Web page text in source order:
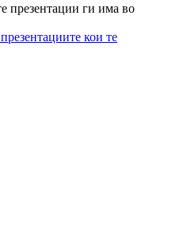
презентации ги има во
кои те